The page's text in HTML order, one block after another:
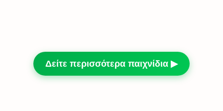
Δείτε περισσότερα παιχνίδια ▶